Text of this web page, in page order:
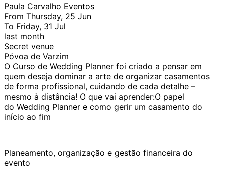
Paula Carvalho Eventos
From Thursday, 25 Jun
To Friday, 31 Jul
last month
Secret venue
Póvoa de Varzim
O Curso de Wedding Planner foi criado a pensar em
quem deseja dominar a arte de organizar casamentos
de forma profissional, cuidando de cada detalhe –
mesmo à distância! O que vai aprender:O papel
do Wedding Planner e como gerir um casamento do
início ao fim
Planeamento, organização e gestão financeira do
evento